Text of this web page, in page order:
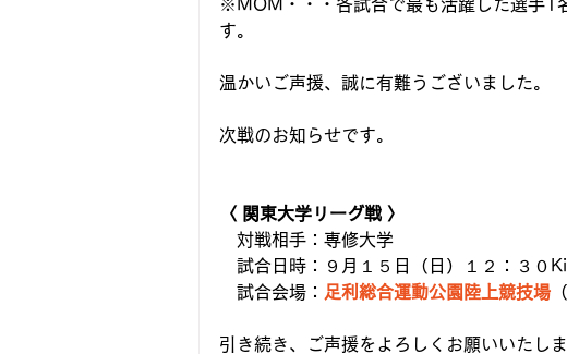
※MOM・・・各試合で最も活躍した選手1
す。
温かいご声援、誠に有難うございました。
次戦のお知らせです。
〈 関東大学リーグ戦 〉
対戦相手：専修大学
試合日時：９月１５日（日）１２：３０
試合会場： 足利総合運動公園陸上競技場
引き続き、ご声援をよろしくお願いいたしま